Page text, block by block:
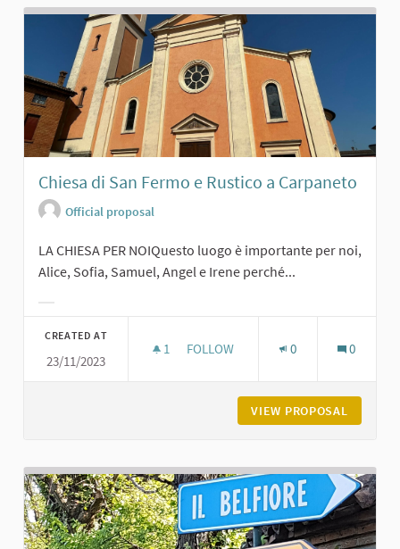
Chiesa di San Fermo e Rustico a Carpaneto
Official proposal
LA CHIESA PER NOIQuesto luogo è importante per noi,
Alice, Sofia, Samuel, Angel e Irene perché...
CREATED AT
23/11/2023
1 1 FOLLOWER
FOLLOW 0 0
VIEW PROPOSAL